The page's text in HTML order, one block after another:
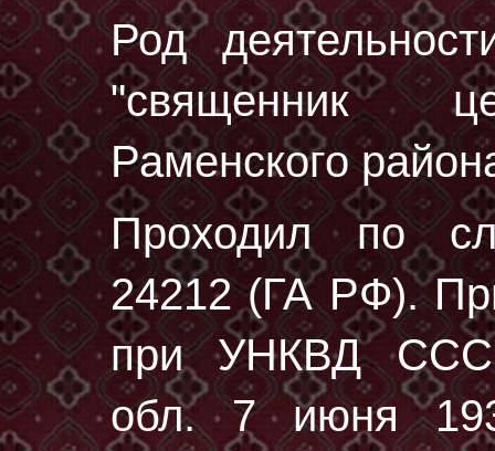
Род
"священник
Раменского
Проходил по
24212 (ГА РФ).
при УНКВД
обл. 7 июня